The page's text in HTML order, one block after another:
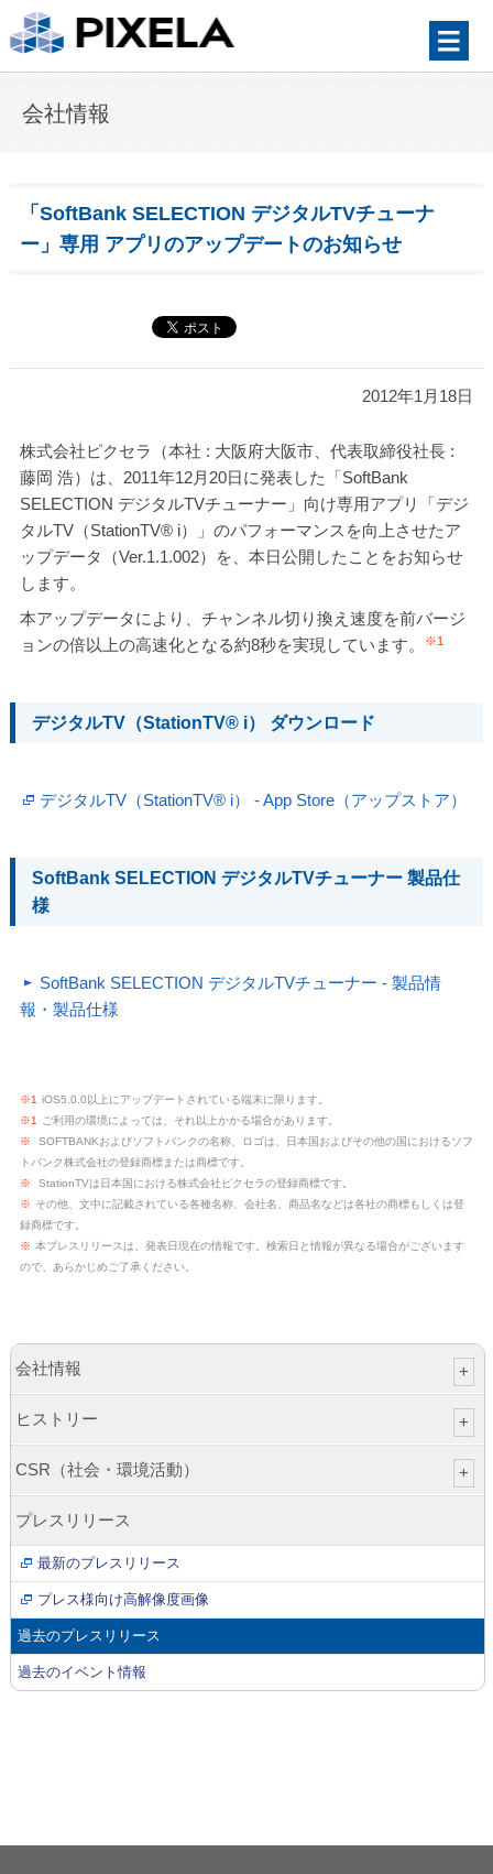
会社情報
「SoftBank SELECTION デジタルTVチューナ
ー」専用 アプリのアップデートのお知らせ
2012年1月18日
株式会社ピクセラ（本社 : 大阪府大阪市、代表取締役社長 :
藤岡 浩）は、2011年12月20日に発表した「SoftBank
SELECTION デジタルTVチューナー」向け専用アプリ「デジ
タルTV（StationTV® i）」のパフォーマンスを向上させたア
ップデータ（Ver.1.1.002）を、本日公開したことをお知らせ
します。
本アップデータにより、チャンネル切り換え速度を前バージ
ョンの倍以上の高速化となる約8秒を実現しています。
※1
デジタルTV（StationTV® i） ダウンロード
デジタルTV（StationTV® i） - App Store（アップストア）
SoftBank SELECTION デジタルTVチューナー 製品仕
様
SoftBank SELECTION デジタルTVチューナー - 製品情
報・製品仕様
※1 iOS5.0.0以上にアップデートされている端末に限ります。
※1 ご利用の環境によっては、それ以上かかる場合があります。
※
SOFTBANKおよびソフトバンクの名称、ロゴは、日本国およびその他の国におけるソフ
トバンク株式会社の登録商標または商標です。
※
StationTVは日本国における株式会社ピクセラの登録商標です。
※ その他、文中に記載されている各種名称、会社名、商品名などは各社の商標もしくは登
録商標です。
※ 本プレスリリースは、発表日現在の情報です。検索日と情報が異なる場合がございます
ので、あらかじめご了承ください。
会社情報
ヒストリー
CSR（社会・環境活動）
プレスリリース
最新のプレスリリース
プレス様向け高解像度画像
過去のプレスリリース
過去のイベント情報